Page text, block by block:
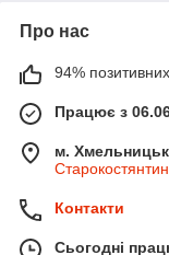
Про нас
94% позитивних
Працює з
м.
Контакти
Сьогодні